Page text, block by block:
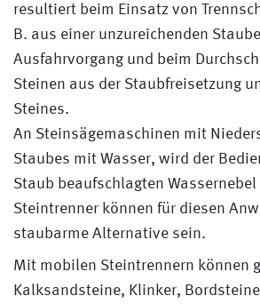
resultiert beim Einsatz von
B. aus einer unzureichenden
Ausfahrvorgang und beim
Steinen aus der Staubfreisetzung
Steines.
An Steinsägemaschinen mit
Staubes mit Wasser, wird der
Staub beaufschlagten
Steintrenner können für diesen
staubarme Alternative sein.
Mit mobilen Steintrennern können
Kalksandsteine, Klinker,